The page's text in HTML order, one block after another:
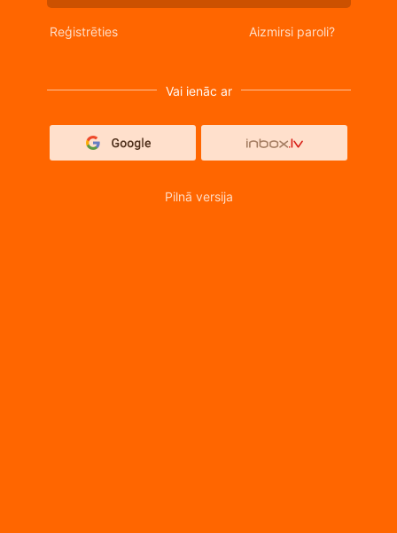
Reģistrēties Aizmirsi paroli?
Vai ienāc ar
Pilnā versija